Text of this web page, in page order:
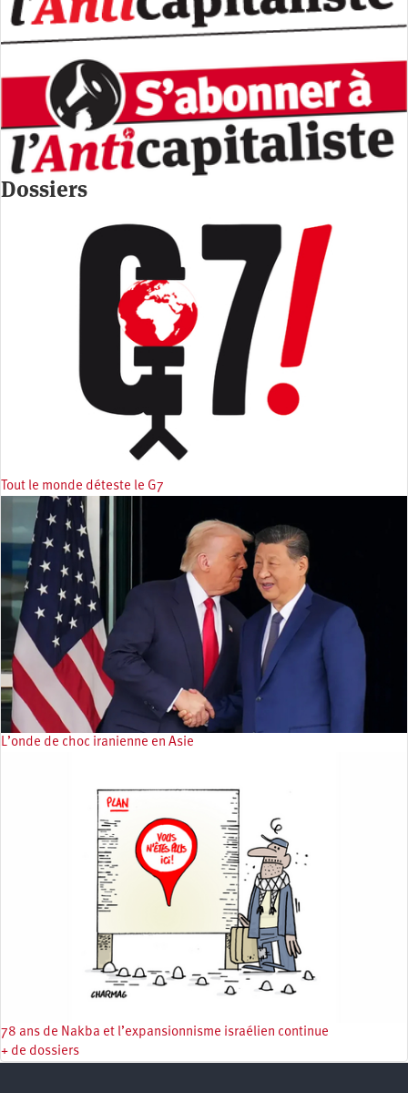
Dossiers
Tout le monde déteste le G7
L’onde de choc iranienne en Asie
78 ans de Nakba et l’expansionnisme israélien continue
+ de dossiers